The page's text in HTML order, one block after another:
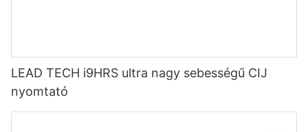
LEAD TECH i9HRS ultra nagy sebességű CIJ
nyomtató